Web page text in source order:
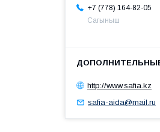
+7 (778) 164-82-05
Сагыныш
http://www.safia.kz
safia-aida@mail.ru